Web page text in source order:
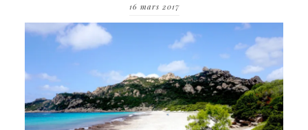
16 mars 2017